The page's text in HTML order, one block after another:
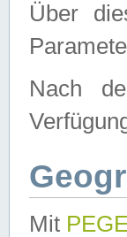
Über
Nach
Mit